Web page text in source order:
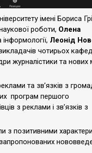
імені Бориса
роботи, Олена
Леонід
чотирьох
журналістики та нових
та зв’язків з
програм першого
з реклами і зв’язків з
з позитивними